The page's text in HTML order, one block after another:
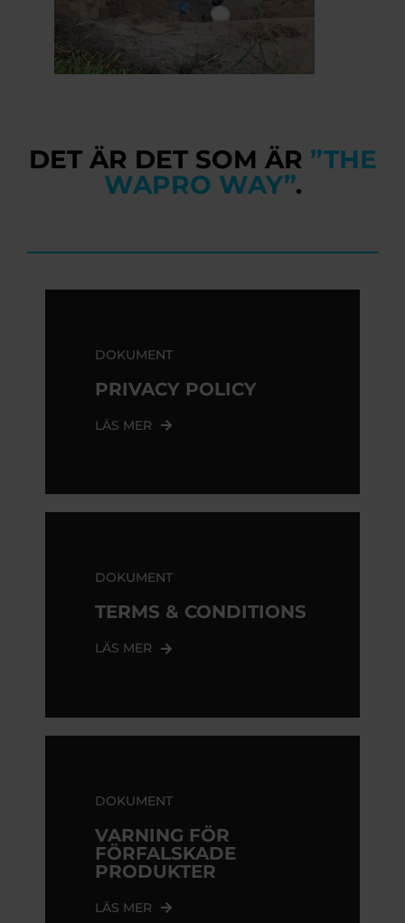
DET ÄR DET SOM ÄR ”THE
WAPRO WAY”.
DOKUMENT
PRIVACY POLICY
LÄS MER
DOKUMENT
TERMS & CONDITIONS
LÄS MER
DOKUMENT
VARNING FÖR
FÖRFALSKADE
PRODUKTER
LÄS MER